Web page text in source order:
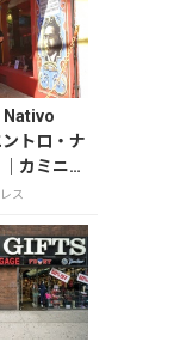
Nativo
ントロ・ナ
カミニー
ョーが見
ス